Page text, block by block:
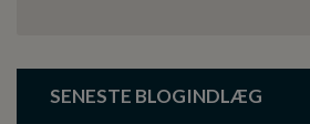
SENESTE BLOGINDLÆG